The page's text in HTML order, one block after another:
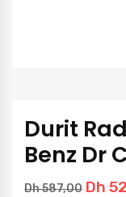
Durit
Benz Dr
Dh587,00 Dh